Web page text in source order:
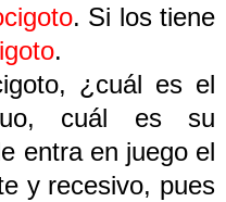
. Si los tiene
.
¿cuál es el
cuál es su
entra en juego el
y recesivo, pues